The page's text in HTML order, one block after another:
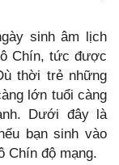
sinh âm lịch
Chín, tức được
thời trẻ những
lớn tuổi càng
Dưới đây là
bạn sinh vào
Chín độ mạng.